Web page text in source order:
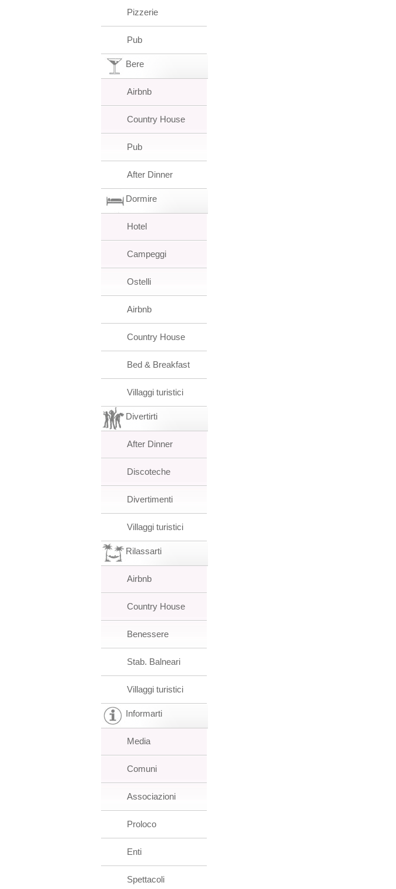
Pizzerie
Pub
Bere
Airbnb
Country House
Pub
After Dinner
Dormire
Hotel
Campeggi
Ostelli
Airbnb
Country House
Bed & Breakfast
Villaggi turistici
Divertirti
After Dinner
Discoteche
Divertimenti
Villaggi turistici
Rilassarti
Airbnb
Country House
Benessere
Stab. Balneari
Villaggi turistici
Informarti
Media
Comuni
Associazioni
Proloco
Enti
Spettacoli